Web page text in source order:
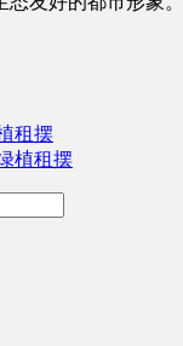
租摆
植租摆